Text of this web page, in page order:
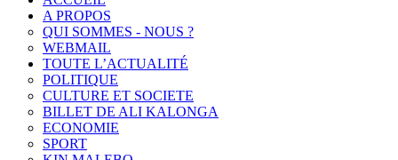
A PROPOS
QUI SOMMES - NOUS ?
WEBMAIL
TOUTE L’ACTUALITÉ
POLITIQUE
CULTURE ET SOCIETE
BILLET DE ALI KALONGA
ECONOMIE
SPORT